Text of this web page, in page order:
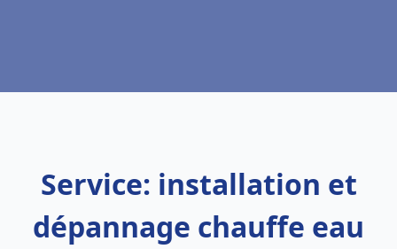
Service: installation et
dépannage chauffe eau